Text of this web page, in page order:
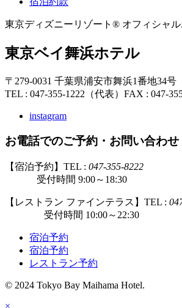
東京ディズニーリゾート® オフィシャ
東京ベイ舞浜ホテル
〒279-0031 千葉県浦安市舞浜1番地34号
TEL : 047-355-1222（代表） FAX : 047-
instagram
お電話でのご予約・お問い合わせ
【宿泊予約】TEL : 047-355-8222
受付時間 9:00～18:30
【レストラン ファインテラス】TEL :
受付時間 10:00～22:30
宿泊予約
宿泊予約
レストラン予約
© 2024 Tokyo Bay Maihama Hotel.
×